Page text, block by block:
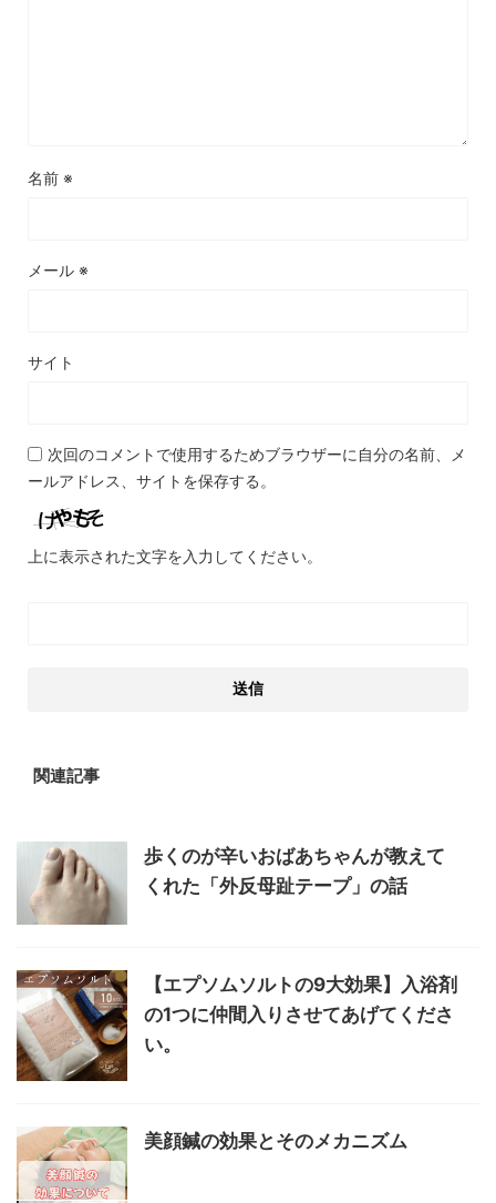
名前 ※
メール ※
サイト
次回のコメントで使用するためブラウザーに自分の名前、メ
ールアドレス、サイトを保存する。
上に表示された文字を入力してください。
関連記事
歩くのが辛いおばあちゃんが教えて
くれた「外反母趾テープ」の話
【エプソムソルトの9大効果】入浴剤
の1つに仲間入りさせてあげてくださ
い。
美顔鍼の効果とそのメカニズム